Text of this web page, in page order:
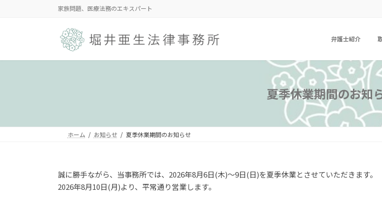
家族問題、医療法務のエキスパート
弁護士紹介
夏季休業期間のお知
ホーム お知らせ 夏季休業期間のお知らせ
誠に勝手ながら、当事務所では、2026年8月6日(木)～9日(日)を夏季休業とさせていただきます。
2026年8月10日(月)より、平常通り営業します。